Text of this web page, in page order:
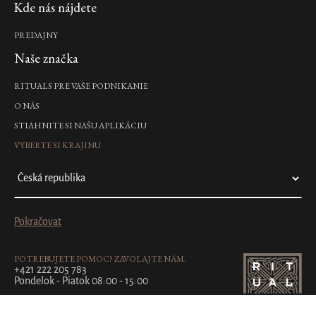
Kde nás nájdete
PREDAJNY
Naše značka
RITUALS PRE VAŠE PODNIKANIE
O NÁS
STIAHNITE SI NAŠU APLIKÁCIU
VYBERTE SI KRAJINU
Pokračovat
POTREBUJETE POMOC? ZAVOLAJTE NÁM.
+421 222 205 783
Pondelok - Piatok 08:00 - 15:00